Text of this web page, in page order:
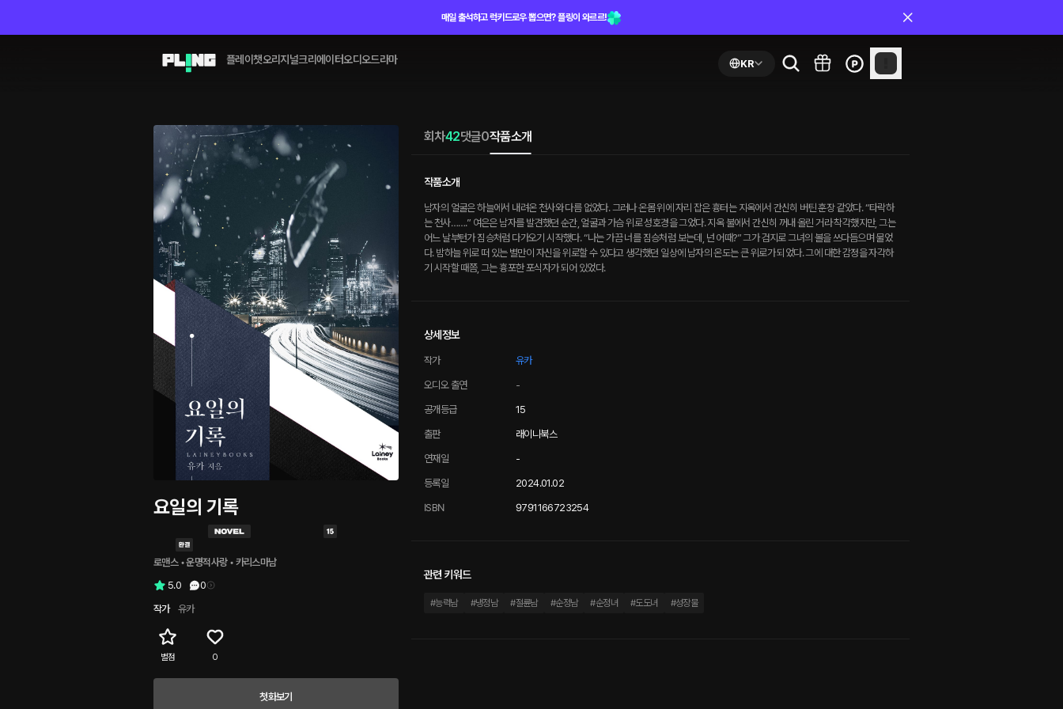
매일 출석하고 럭키드로우 뽑으면? 플링이 와르르!
플레이챗오리지널크리에이터오디오드라마 KR
요일의 기록
로맨스 • 운명적사랑 • 카리스마남
5.0
0
작가
유카
별점 0
첫화보기
회차42댓글0작품소개
작품소개
남자의 얼굴은 하늘에서 내려온 천사와 다름 없었다. 그러나 온몸 위에 자리 잡은 흉터는 지옥에서 간신히 버틴 훈장 같았다. “타락하
는 천사…….” 여은은 남자를 발견했던 순간, 얼굴과 가슴 위로 성호경을 그었다. 지옥 불에서 간신히 꺼내 올린 거라 착각했지만, 그는
어느 날부턴가 짐승처럼 다가오기 시작했다. “나는 가끔 너를 짐승처럼 보는데, 넌 어때?” 그가 검지로 그녀의 볼을 쓰다듬으며 물었
다. 밤하늘 위로 떠 있는 별만이 자신을 위로할 수 있다고 생각했던 일상에 남자의 온도는 큰 위로가 되었다. 그에 대한 감정을 자각하
기 시작할 때쯤, 그는 흉포한 포식자가 되어 있었다.
상세정보
작가 유카
오디오 출연 -
공개등급 15
출판 래이니북스
연재일 -
등록일 2024.01.02
ISBN 9791166723254
관련 키워드
#능력남 #냉정남 #절륜남 #순정남 #순정녀 #도도녀 #성장물